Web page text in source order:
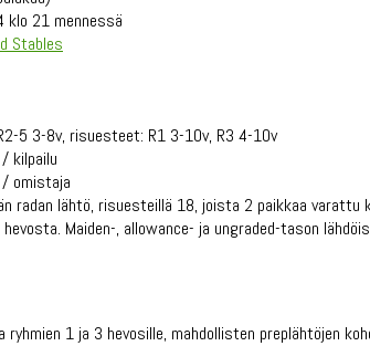
klo 21 mennessä
Stables
5 3-8v, risuesteet: R1 3-10v, R3 4-10v
kilpailu
omistaja
radan lähtö, risuesteillä 18, joista 2 paikkaa varattu
Maiden-, allowance- ja ungraded-tason
ryhmien 1 ja 3 hevosille, mahdollisten preplähtöjen